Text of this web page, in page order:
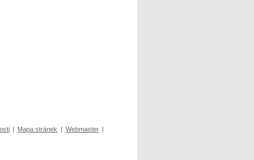
| Mapa stránek | Webmaster |